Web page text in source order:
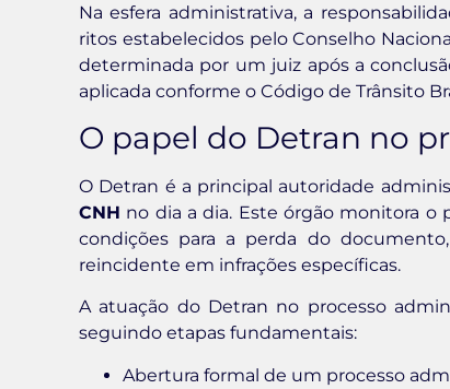
Na esfera administrativa, a
ritos estabelecidos pelo Conselho
determinada por um juiz após a
aplicada conforme o Código de Trânsito
O papel do Detran no
O Detran é a principal autoridade
CNH no dia a dia. Este órgão monitora
condições para a perda do
reincidente em infrações específicas.
A atuação do Detran no processo
seguindo etapas fundamentais:
Abertura formal de um processo